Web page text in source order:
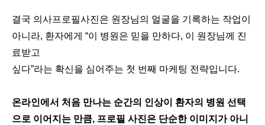
결국 의사프로필사진은 원장님의 얼굴을 기록하는 작업이
아니라, 환자에게 “이 병원은 믿을 만하다, 이 원장님께 진
료받고
싶다”라는 확신을 심어주는 첫 번째 마케팅 전략입니다.
온라인에서 처음 만나는 순간의 인상이 환자의 병원 선택
으로 이어지는 만큼, 프로필 사진은 단순한 이미지가 아니